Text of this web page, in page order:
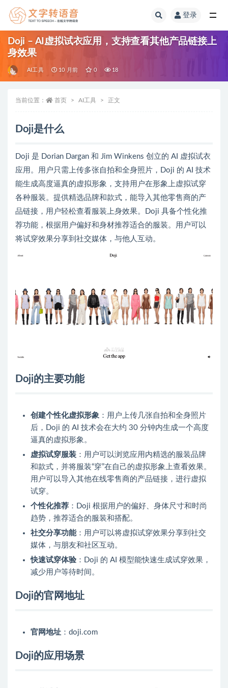
登录
Doji – AI虚拟试衣应用，支持查看其他产品链接上
身效果
AI工具 10 月前 0 18
当前位置： 首页 AI工具 正文
Doji是什么
Doji 是 Dorian Dargan 和 Jim Winkens 创立的 AI 虚拟试衣
应用。用户只需上传多张自拍和全身照片，Doji 的 AI 技术
能生成高度逼真的虚拟形象，支持用户在形象上虚拟试穿
各种服装。提供精选品牌和款式，能导入其他零售商的产
品链接，用户轻松查看服装上身效果。Doji 具备个性化推
荐功能，根据用户偏好和身材推荐适合的服装。用户可以
将试穿效果分享到社交媒体，与他人互动。
Doji的主要功能
创建个性化虚拟形象 ：用户上传几张自拍和全身照片
后，Doji 的 AI 技术会在大约 30 分钟内生成一个高度
逼真的虚拟形象。
虚拟试穿服装 ：用户可以浏览应用内精选的服装品牌
和款式，并将服装“穿”在自己的虚拟形象上查看效果。
用户可以导入其他在线零售商的产品链接，进行虚拟
试穿。
个性化推荐 ：Doji 根据用户的偏好、身体尺寸和时尚
趋势，推荐适合的服装和搭配。
社交分享功能：用户可以将虚拟试穿效果分享到社交
媒体，与朋友和社区互动。
快速试穿体验：Doji 的 AI 模型能快速生成试穿效果，
减少用户等待时间。
Doji的官网地址
官网地址 ：doji.com
Doji的应用场景